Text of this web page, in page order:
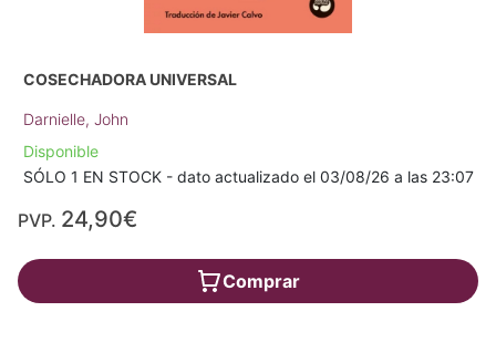
COSECHADORA UNIVERSAL
Darnielle, John
Disponible
SÓLO 1 EN STOCK - dato actualizado el 03/08/26 a las 23:07
PVP. 24,90€
Comprar